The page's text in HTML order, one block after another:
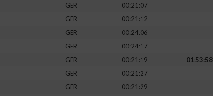
GER
00:21:07
GER
00:21:12
GER
00:24:06
GER
00:24:17
GER 00:21:19
01:53:58
GER
00:21:27
GER
00:21:29